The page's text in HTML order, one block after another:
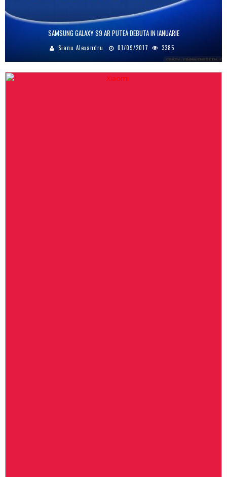
SAMSUNG GALAXY S9 AR PUTEA DEBUTA IN IANUARIE
Sianu Alexandru 01/09/2017 3385